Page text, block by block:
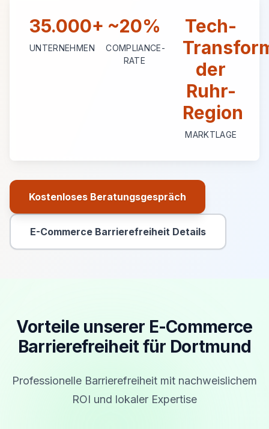
35.000+
UNTERNEHMEN
~20%
COMPLIANCE-
RATE
Tech-
der
Ruhr-
Region
MARKTLAGE
Kostenloses Beratungsgespräch
Primäre Aktion
E-Commerce Barrierefreiheit Details
Sekundäre Aktion
Vorteile unserer E-Commerce
Barrierefreiheit für Dortmund
Professionelle Barrierefreiheit mit nachweislichem
ROI und lokaler Expertise